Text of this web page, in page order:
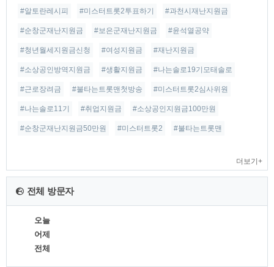
#알토란레시피 #미스터트롯2투표하기 #과천시재난지원금
#순창군재난지원금 #보은군재난지원금 #윤석열공약
#청년월세지원금신청 #여성지원금 #재난지원금
#소상공인방역지원금 #생활지원금 #나는솔로19기모태솔로
#근로장려금 #불타는트롯맨첫방송 #미스터트롯2심사위원
#나는솔로11기 #취업지원금 #소상공인지원금100만원
#순창군재난지원금50만원 #미스터트롯2 #불타는트롯맨
더보기+
전체 방문자
오늘
어제
전체